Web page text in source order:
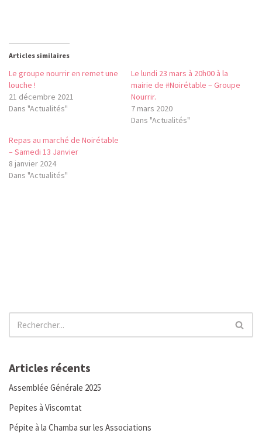
Articles similaires
Le groupe nourrir en remet une
louche !
21 décembre 2021
Dans "Actualités"
Le lundi 23 mars à 20h00 à la
mairie de #Noirétable – Groupe
Nourrir.
7 mars 2020
Dans "Actualités"
Repas au marché de Noirétable
– Samedi 13 Janvier
8 janvier 2024
Dans "Actualités"
Articles récents
Assemblée Générale 2025
Pepites à Viscomtat
Pépite à la Chamba sur les Associations